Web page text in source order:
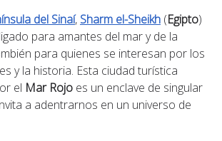
del Sinaí, Sharm el-Sheikh (Egipto)
para amantes del mar y de la
para quienes se interesan por los
y la historia. Esta ciudad turística
el Mar Rojo es un enclave de singular
a adentrarnos en un universo de